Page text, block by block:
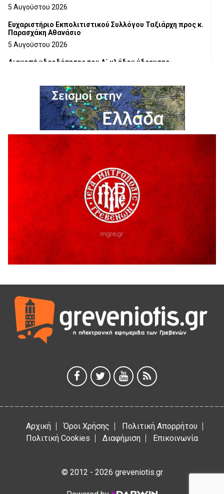
5 Αυγούστου 2026
Ευχαριστήριο Εκπολιτιστικού Συλλόγου Ταξιάρχη προς κ.
Παρασχάκη Αθανάσιο
5 Αυγούστου 2026
Διακοπή υδροδότησης του Α΄ κλάδου ύδρευσης
Η Marseaux στα Γρεβενά για μια μοναδική συναυλία
5 Αυγούστου 2026
Θερινό Σινεμά στο πλαίσιο του «Πολιτιστικού
Καλοκαιριού 2026» με την βραβευμένη ταινία «Μικρές
Ανάσες».
5 Αυγούστου 2026
Γρεβενά: Συνελήφθη 18χρονος αλλοδαπός, για κλοπή
εξοπλισμού γυμναστηρίου
ΑΗ ΛΑΟΣ | 5 Αυγούστου | Υπαίθριο Θέατρο “Καστράκι”,
41η Γιορτή Κρασιού στο Τρίκωμο – «Γιορτή Παράδοσης»
5 Αυγούστου 2026
ΕΥΧΑΡΙΣΤΙΕΣ Φυσιολατρικού Συλλόγου Γρεβενών
4 Αυγούστου 2026
Έκτακτη χρηματοδότηση 400.000€ για επιπλέον εργασίες
Αρχική Όροι Χρήσης
Πολιτική Απορρήτου
Πολιτική Cookies
Διαφήμιση Επικοινωνία
© 2012 - 2026 greveniotis.gr